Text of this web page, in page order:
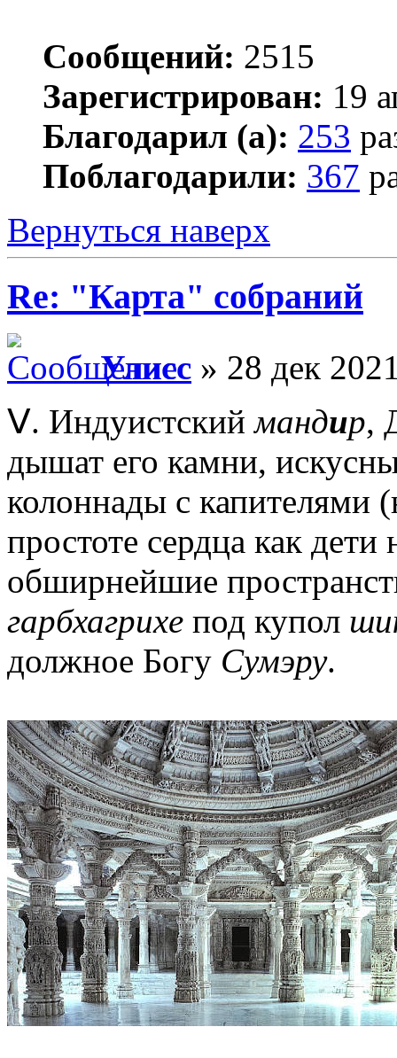
Сообщений: 2515
Зарегистрирован: 19
Благодарил (а): 253
Поблагодарили: 367
Вернуться наверх
Re: "Карта" собраний
Улисс » 28 дек
Ⅴ. Индуистскиймандир,
дышат его камни,
колоннады с
простоте сердца как
обширнейшие
гарбхагрихе под купол
должное Богу Сумэру.